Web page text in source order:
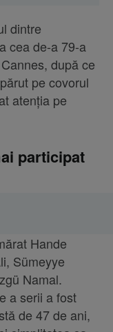
dintre
cea de-a 79-a
după ce
pe covorul
atenția pe
participat
Hande
Sümeyye
Namal.
a serii a fost
de 47 de ani,